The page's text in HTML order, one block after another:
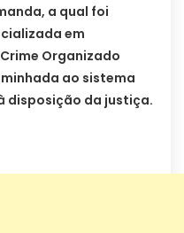
a qual foi
em
Organizado
ao sistema
disposição da justiça.